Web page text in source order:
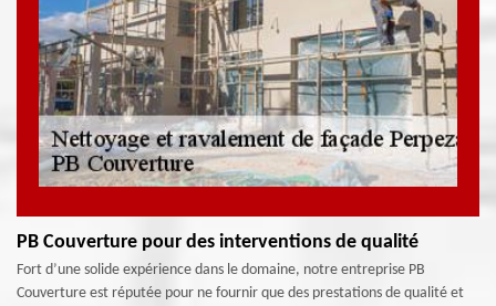
PB Couverture pour des interventions de qualité
Fort d’une solide expérience dans le domaine, notre entreprise PB
Couverture est réputée pour ne fournir que des prestations de qualité et